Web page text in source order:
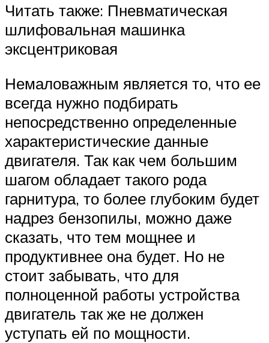
Читать также: Пневматическая
шлифовальная машинка
эксцентриковая
Немаловажным является то, что ее
всегда нужно подбирать
непосредственно определенные
характеристические данные
двигателя. Так как чем большим
шагом обладает такого рода
гарнитура, то более глубоким будет
надрез бензопилы, можно даже
сказать, что тем мощнее и
продуктивнее она будет. Но не
стоит забывать, что для
полноценной работы устройства
двигатель так же не должен
уступать ей по мощности.